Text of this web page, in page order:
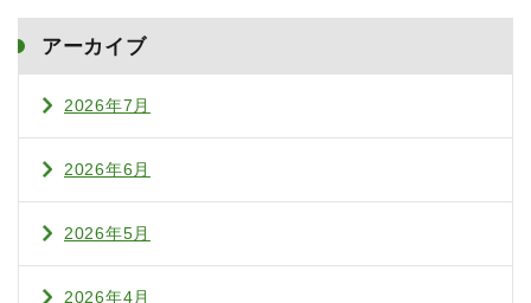
アーカイブ
2026年7月
2026年6月
2026年5月
2026年4月